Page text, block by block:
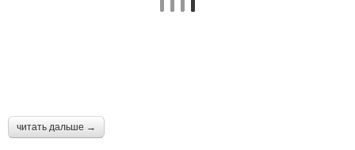
читать дальше →